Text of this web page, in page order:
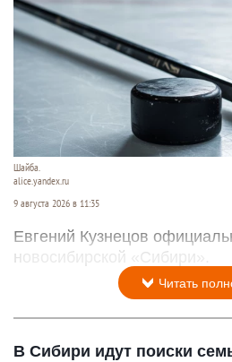
Шайба.
alice.yandex.ru
9 августа 2026 в 11:35
Евгений Кузнецов
новосибирской «Сибири».
Читать
В Сибири идут поиски